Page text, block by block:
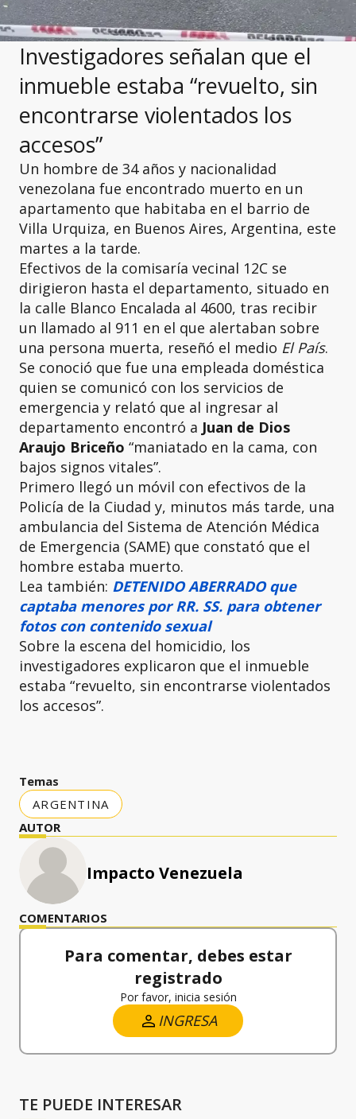
Investigadores señalan que el
inmueble estaba “revuelto, sin
encontrarse violentados los
accesos”
Un hombre de 34 años y nacionalidad
venezolana fue encontrado muerto en un
apartamento que habitaba en el barrio de
Villa Urquiza, en Buenos Aires, Argentina, este
martes a la tarde.
Efectivos de la comisaría vecinal 12C se
dirigieron hasta el departamento, situado en
la calle Blanco Encalada al 4600, tras recibir
un llamado al 911 en el que alertaban sobre
una persona muerta, reseñó el medio El País.
Se conoció que fue una empleada doméstica
quien se comunicó con los servicios de
emergencia y relató que al ingresar al
departamento encontró a Juan de Dios
Araujo Briceño “maniatado en la cama, con
bajos signos vitales”.
Primero llegó un móvil con efectivos de la
Policía de la Ciudad y, minutos más tarde, una
ambulancia del Sistema de Atención Médica
de Emergencia (SAME) que constató que el
hombre estaba muerto.
Lea también: DETENIDO ABERRADO que
captaba menores por RR. SS. para obtener
fotos con contenido sexual
Sobre la escena del homicidio, los
investigadores explicaron que el inmueble
estaba “revuelto, sin encontrarse violentados
los accesos”.
Temas
ARGENTINA
AUTOR
Impacto Venezuela
COMENTARIOS
Para comentar, debes estar
registrado
Por favor, inicia sesión
INGRESA
TE PUEDE INTERESAR